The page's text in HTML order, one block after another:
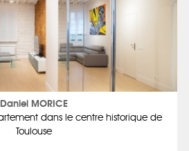
Daniel MORICE
dans le centre historique de
Toulouse